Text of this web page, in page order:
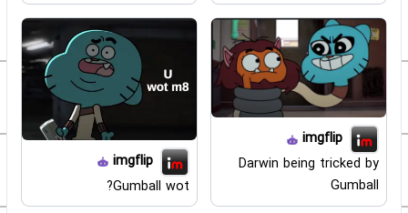
imgflip
Darwin being tricked by
Gumball
imgflip
Gumball wot?